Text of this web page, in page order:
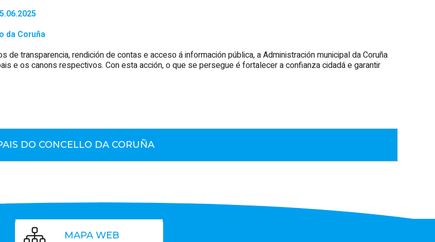
da Coruña
transparencia, rendición de contas e acceso á información pública, a Administración municipal da Coruña
e os canons respectivos. Con esta acción, o que se persegue é fortalecer a confianza cidadá e garantir
DO CONCELLO DA CORUÑA
MAPA WEB